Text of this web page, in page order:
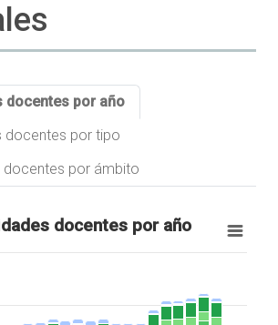
docentes por año
docentes por tipo
docentes por ámbito
docentes por año